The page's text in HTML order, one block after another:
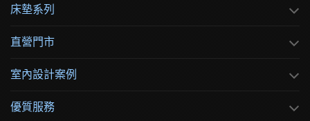
床墊系列
直營門市
室內設計案例
優質服務